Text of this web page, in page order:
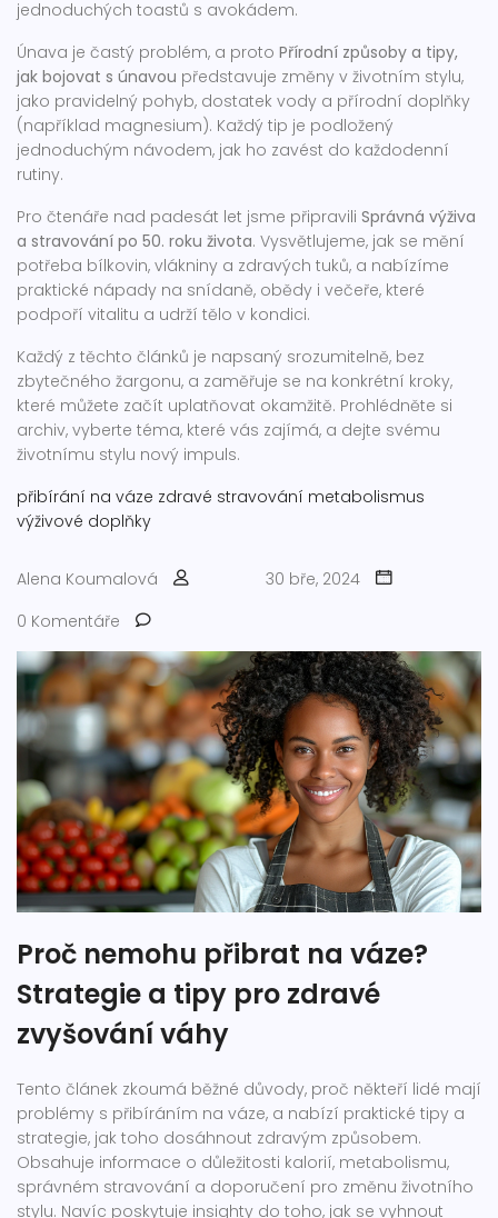
jednoduchých toastů s avokádem.
Únava je častý problém, a proto Přírodní způsoby a tipy,
jak bojovat s únavou představuje změny v životním stylu,
jako pravidelný pohyb, dostatek vody a přírodní doplňky
(například magnesium). Každý tip je podložený
jednoduchým návodem, jak ho zavést do každodenní
rutiny.
Pro čtenáře nad padesát let jsme připravili Správná výživa
a stravování po 50. roku života. Vysvětlujeme, jak se mění
potřeba bílkovin, vlákniny a zdravých tuků, a nabízíme
praktické nápady na snídaně, obědy i večeře, které
podpoří vitalitu a udrží tělo v kondici.
Každý z těchto článků je napsaný srozumitelně, bez
zbytečného žargonu, a zaměřuje se na konkrétní kroky,
které můžete začít uplatňovat okamžitě. Prohlédněte si
archiv, vyberte téma, které vás zajímá, a dejte svému
životnímu stylu nový impuls.
přibírání na váze zdravé stravování metabolismus
výživové doplňky
Alena Koumalová
30 bře, 2024
0 Komentáře
Proč nemohu přibrat na váze?
Strategie a tipy pro zdravé
zvyšování váhy
Tento článek zkoumá běžné důvody, proč někteří lidé mají
problémy s přibíráním na váze, a nabízí praktické tipy a
strategie, jak toho dosáhnout zdravým způsobem.
Obsahuje informace o důležitosti kalorií, metabolismu,
správném stravování a doporučení pro změnu životního
stylu. Navíc poskytuje insighty do toho, jak se vyhnout